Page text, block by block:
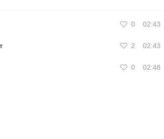
0 02:43
2 02:43
0
02:48